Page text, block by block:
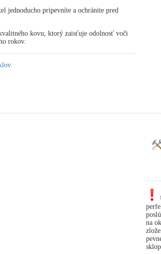
jednoducho pripevníte a ochránite pred
kovu, ktorý zaisťuje odolnosť voči
rokov.
na